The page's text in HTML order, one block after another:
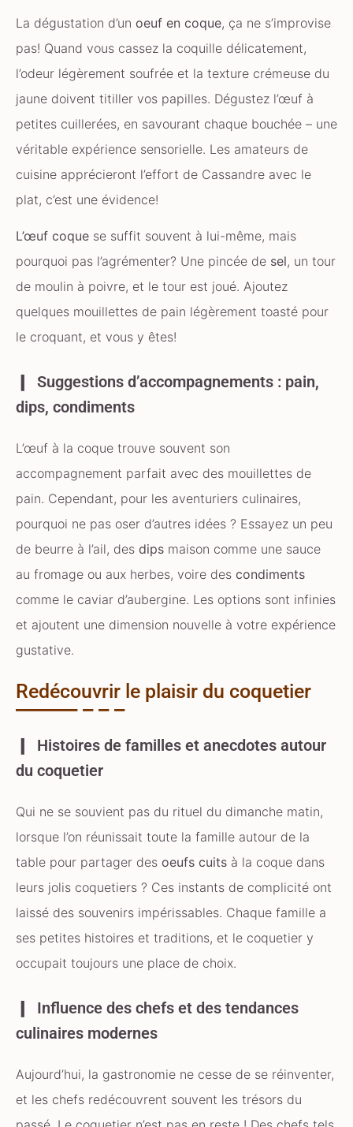
La dégustation d’un oeuf en coque, ça ne s’improvise
pas! Quand vous cassez la coquille délicatement,
l’odeur légèrement soufrée et la texture crémeuse du
jaune doivent titiller vos papilles. Dégustez l’œuf à
petites cuillerées, en savourant chaque bouchée – une
véritable expérience sensorielle. Les amateurs de
cuisine apprécieront l’effort de Cassandre avec le
plat, c’est une évidence!
L’œuf coque se suffit souvent à lui-même, mais
pourquoi pas l’agrémenter? Une pincée de sel, un tour
de moulin à poivre, et le tour est joué. Ajoutez
quelques mouillettes de pain légèrement toasté pour
le croquant, et vous y êtes!
Suggestions d’accompagnements : pain,
dips, condiments
L’œuf à la coque trouve souvent son
accompagnement parfait avec des mouillettes de
pain. Cependant, pour les aventuriers culinaires,
pourquoi ne pas oser d’autres idées ? Essayez un peu
de beurre à l’ail, des dips maison comme une sauce
au fromage ou aux herbes, voire des condiments
comme le caviar d’aubergine. Les options sont infinies
et ajoutent une dimension nouvelle à votre expérience
gustative.
Redécouvrir le plaisir du coquetier
Histoires de familles et anecdotes autour
du coquetier
Qui ne se souvient pas du rituel du dimanche matin,
lorsque l’on réunissait toute la famille autour de la
table pour partager des oeufs cuits à la coque dans
leurs jolis coquetiers ? Ces instants de complicité ont
laissé des souvenirs impérissables. Chaque famille a
ses petites histoires et traditions, et le coquetier y
occupait toujours une place de choix.
Influence des chefs et des tendances
culinaires modernes
Aujourd’hui, la gastronomie ne cesse de se réinventer,
et les chefs redécouvrent souvent les trésors du